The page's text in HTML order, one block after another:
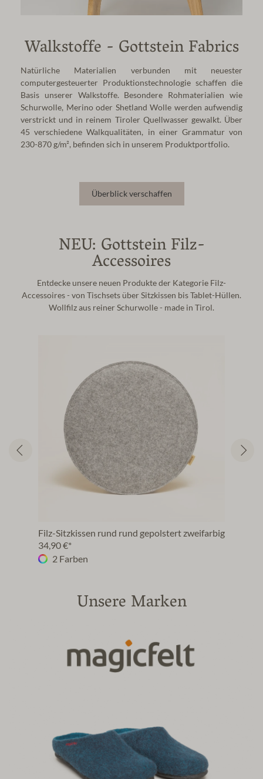
Walkstoffe - Gottstein Fabrics
Natürliche Materialien verbunden mit neuester
computergesteuerter Produktionstechnologie schaffen die
Basis unserer Walkstoffe. Besondere Rohmaterialien wie
Schurwolle, Merino oder Shetland Wolle werden aufwendig
verstrickt und in reinem Tiroler Quellwasser gewalkt. Über
45 verschiedene Walkqualitäten, in einer Grammatur von
230-870 g/m², befinden sich in unserem Produktportfolio.
Überblick verschaffen
NEU: Gottstein Filz-
Accessoires
Entdecke unsere neuen Produkte der Kategorie Filz-
Accessoires - von Tischsets über Sitzkissen bis Tablet-Hüllen.
Wollfilz aus reiner Schurwolle - made in Tirol.
Filz-Sitzkissen rund rund gepolstert zweifarbig
34,90 €*
2 Farben
Unsere Marken